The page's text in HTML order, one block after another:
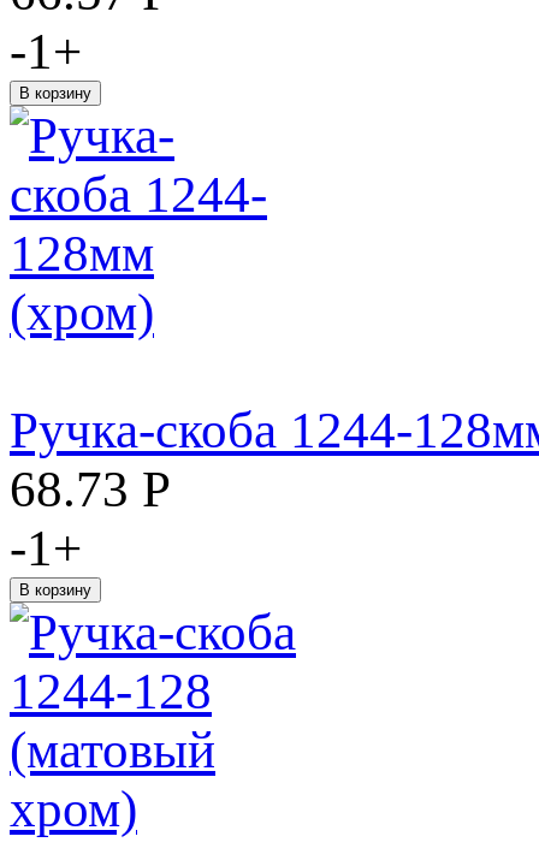
-1+
Ручка-скоба 1244-
68.73 Р
-1+